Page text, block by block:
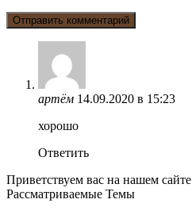
артём 14.09.2020 в 15:23
хорошо
Ответить
Приветствуем вас на нашем сайте
Рассматриваемые Темы